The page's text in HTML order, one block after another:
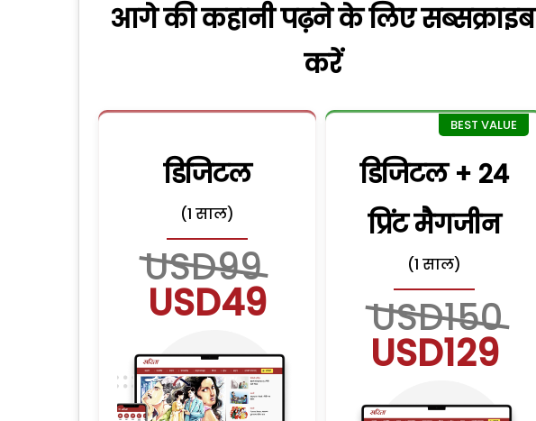
आगे की कहानी पढ़ने के लिए सब्सक्राइब
करें
डिजिटल
(1 साल)
USD99
USD49
डिजिटल + 24
प्रिंट मैगजीन
(1 साल)
USD150
USD129